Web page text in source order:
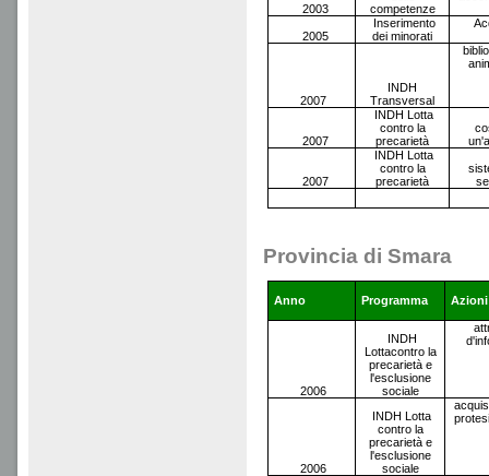
2003
competenze
2005
Inserimento
dei minorati
2007
INDH
Transversal
2007
INDH Lotta
contro la
precarietà
2007
INDH Lotta
contro la
precarietà
Provincia di Smara
Anno Programma Azioni
2006
INDH
Lottacontro la
precarietà e
l'esclusione
sociale
2006
INDH Lotta
contro la
precarietà e
l'esclusione
sociale